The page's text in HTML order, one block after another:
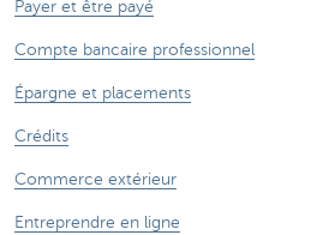
Payer et être payé
Compte bancaire professionnel
Épargne et placements
Crédits
Commerce extérieur
Entreprendre en ligne